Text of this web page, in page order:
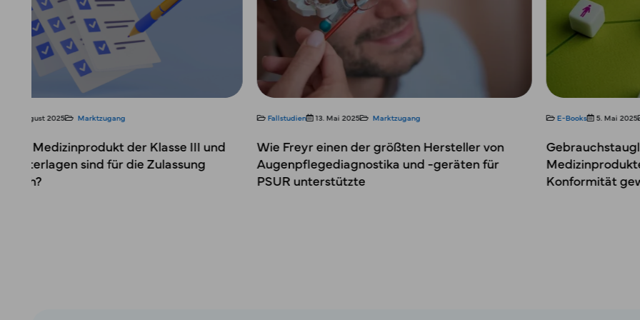
Fallstudien 13. Mai 2025
Wie Freyr einen der größten Hersteller von
Augenpflegediagnostika und -geräten für
PSUR unterstützte
E-Books 5. Mai 2025
Gebrauchstauglichkeit in der Entwicklung von
Medizinprodukten: Sicherheit, Effizienz und
Konformität gewährleisten
Wie